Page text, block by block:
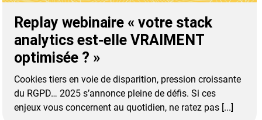
Replay webinaire « votre stack
analytics est-elle VRAIMENT
optimisée ? »
Cookies tiers en voie de disparition, pression croissante
du RGPD… 2025 s’annonce pleine de défis. Si ces
enjeux vous concernent au quotidien, ne ratez pas [...]